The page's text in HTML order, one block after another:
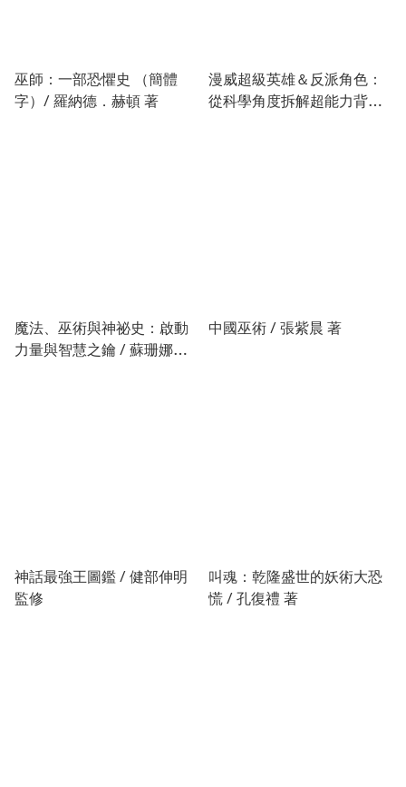
巫師：一部恐懼史 （簡體
字）/ 羅納德．赫頓 著
漫威超級英雄＆反派角色：
從科學角度拆解超能力背後
魔法、巫術與神祕史：啟動
力量與智慧之鑰 / 蘇珊娜．
中國巫術 / 張紫晨 著
神話最強王圖鑑 / 健部伸明
監修
叫魂：乾隆盛世的妖術大恐
慌 / 孔復禮 著